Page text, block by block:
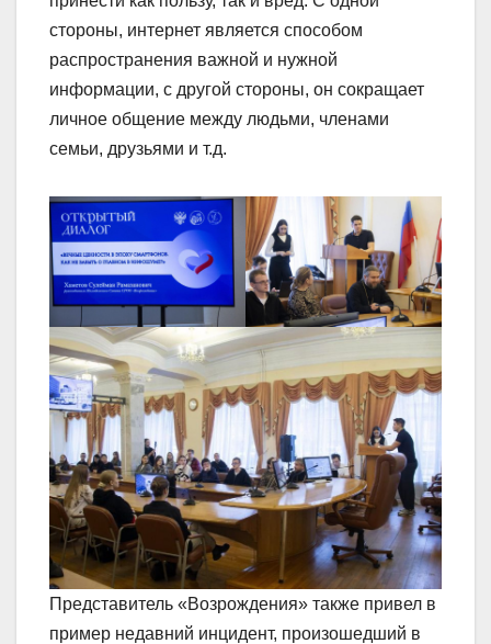
стороны, интернет является способом
распространения важной и нужной
информации, с другой стороны, он сокращает
личное общение между людьми, членами
семьи, друзьями и т.д.
Представитель «Возрождения» также привел в
пример недавний инцидент, произошедший в